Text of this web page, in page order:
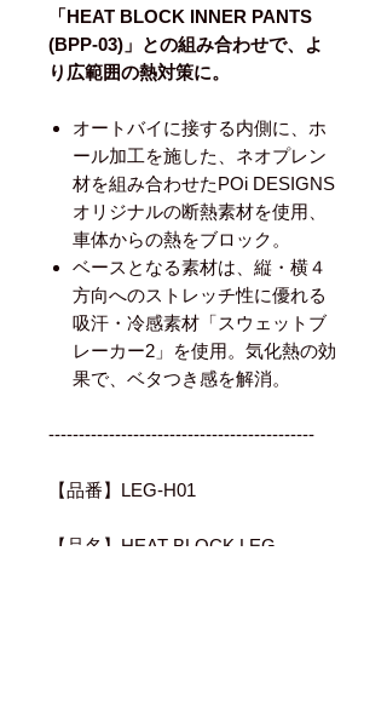
「HEAT BLOCK INNER PANTS
(BPP-03)」との組み合わせで、よ
り広範囲の熱対策に。
オートバイに接する内側に、ホ
ール加工を施した、ネオプレン
材を組み合わせたPOi DESIGNS
オリジナルの断熱素材を使用、
車体からの熱をブロック。
ベースとなる素材は、縦・横４
方向へのストレッチ性に優れる
吸汗・冷感素材「スウェットブ
レーカー2」を使用。気化熱の効
果で、ベタつき感を解消。
--------------------------------------------
【品番】LEG-H01
【品名】HEAT BLOCK LEG